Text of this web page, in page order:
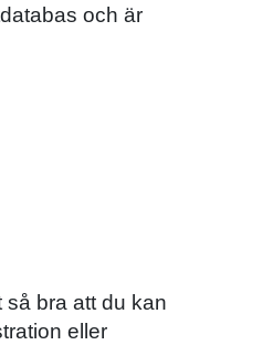
och är
så bra att du kan
eller